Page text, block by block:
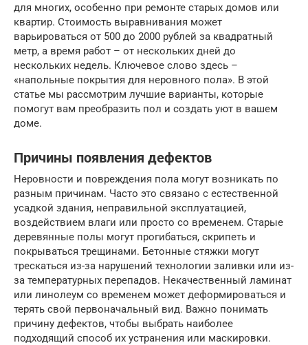
для многих, особенно при ремонте старых домов или
квартир. Стоимость выравнивания может
варьироваться от 500 до 2000 рублей за квадратный
метр, а время работ – от нескольких дней до
нескольких недель. Ключевое слово здесь –
«напольные покрытия для неровного пола». В этой
статье мы рассмотрим лучшие варианты, которые
помогут вам преобразить пол и создать уют в вашем
доме.
Причины появления дефектов
Неровности и повреждения пола могут возникать по
разным причинам. Часто это связано с естественной
усадкой здания, неправильной эксплуатацией,
воздействием влаги или просто со временем. Старые
деревянные полы могут прогибаться, скрипеть и
покрываться трещинами. Бетонные стяжки могут
трескаться из-за нарушений технологии заливки или из-
за температурных перепадов. Некачественный ламинат
или линолеум со временем может деформироваться и
терять свой первоначальный вид. Важно понимать
причину дефектов, чтобы выбрать наиболее
подходящий способ их устранения или маскировки.